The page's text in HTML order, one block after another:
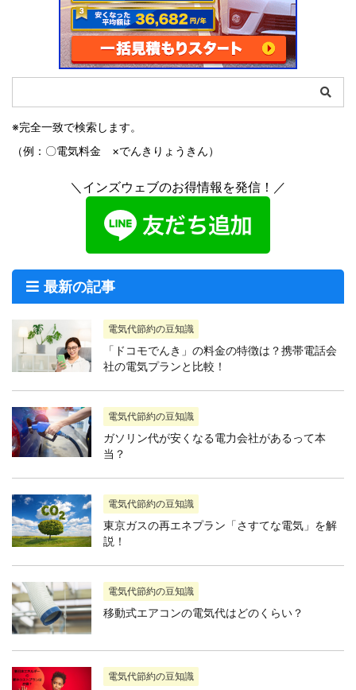
※完全一致で検索します。
（例：〇電気料金 ×でんきりょうきん）
＼インズウェブのお得情報を発信！／
最新の記事
電気代節約の豆知識
「ドコモでんき」の料金の特徴は？携帯電話会
社の電気プランと比較！
電気代節約の豆知識
ガソリン代が安くなる電力会社があるって本
当？
電気代節約の豆知識
東京ガスの再エネプラン「さすてな電気」を解
説！
電気代節約の豆知識
移動式エアコンの電気代はどのくらい？
電気代節約の豆知識